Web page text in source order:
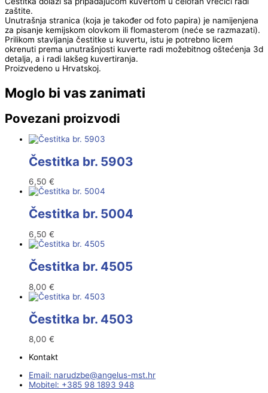
zaštite.
Unutrašnja stranica (koja je također od foto papira) je namijenjena
za pisanje kemijskom olovkom ili flomasterom (neće se razmazati).
Prilikom stavljanja čestitke u kuvertu, istu je potrebno licem
okrenuti prema unutrašnjosti kuverte radi možebitnog oštećenja 3d
detalja, a i radi lakšeg kuvertiranja.
Proizvedeno u Hrvatskoj.
Moglo bi vas zanimati
Povezani proizvodi
Čestitka br. 5903
6,50 €
Čestitka br. 5004
6,50 €
Čestitka br. 4505
8,00 €
Čestitka br. 4503
8,00 €
Kontakt
Email:
rh.tsm-sulegna
@ebzduran
Mobitel: +385 98 1893 948